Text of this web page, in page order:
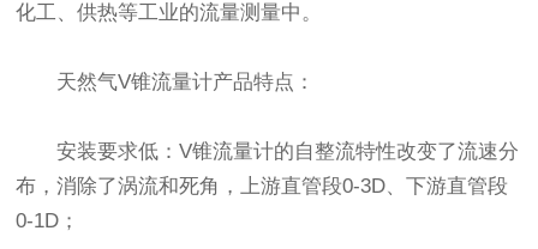
化工、供热等工业的流量测量中。
天然气V锥流量计产品特点：
安装要求低：V锥流量计的自整流特性改变了流速分
布，消除了涡流和死角，上游直管段0-3D、下游直管段
0-1D；